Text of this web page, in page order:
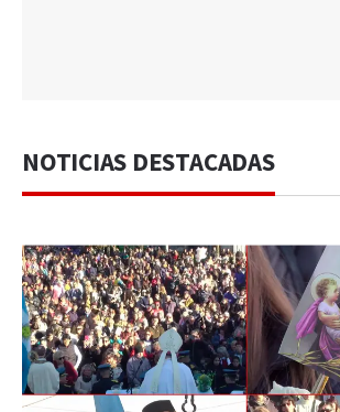
NOTICIAS DESTACADAS